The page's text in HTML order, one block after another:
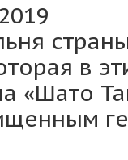
в
«Шато